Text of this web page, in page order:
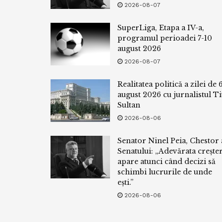
2026-08-07
SuperLiga, Etapa a IV-a,
programul perioadei 7-10
august 2026
2026-08-07
Realitatea politică a zilei de 6
august 2026 cu jurnalistul
Sultan
2026-08-06
Senator Ninel Peia, Chestor
Senatului: „Adevărata
apare atunci când decizi să
schimbi lucrurile de unde
ești.”
2026-08-06